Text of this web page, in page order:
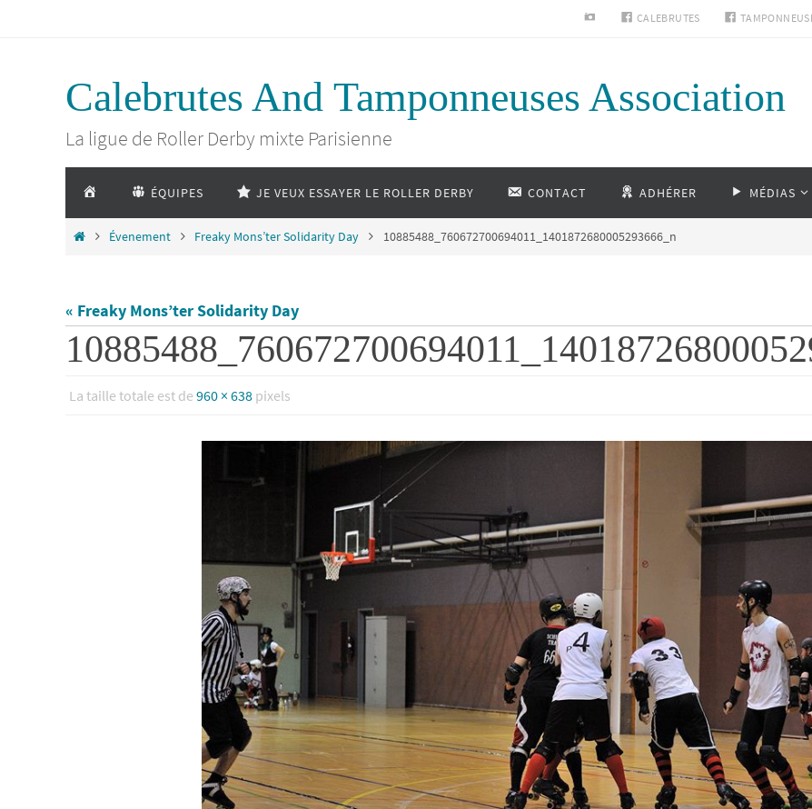
INSTAGRAMCALEBRUTES
Calebrutes And Tamponneuses Association
La ligue de Roller Derby mixte Parisienne
vers
le
contenu
ACCUEIL ÉQUIPES JE VEUX ESSAYER LE ROLLER DERBY CONTACT ADHÉRER MÉDIAS
HomeÉvenement Freaky Mons’ter Solidarity Day 10885488_760672700694011_1401872680005293666_n
« Freaky Mons’ter Solidarity Day
La taille totale est de 960 × 638 pixels